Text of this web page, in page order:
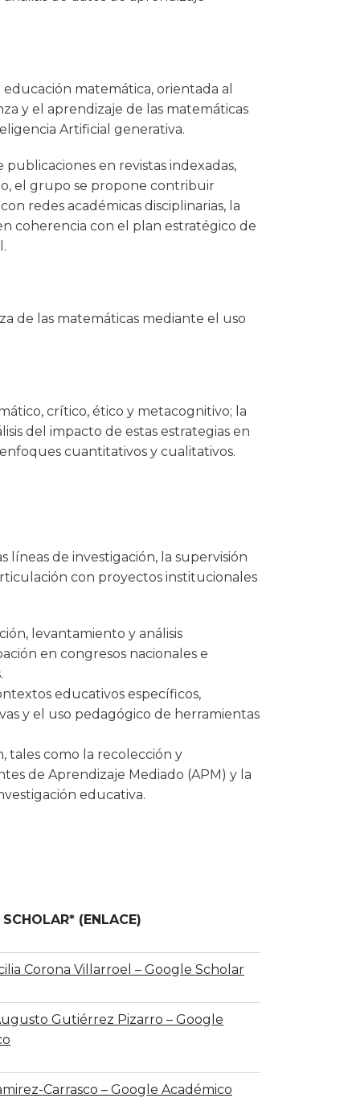
matemática, orientada al
y el aprendizaje de las matemáticas
Artificial generativa.
en revistas indexadas,
el grupo se propone contribuir
redes académicas disciplinarias, la
coherencia con el plan estratégico de
de las matemáticas mediante el uso
crítico, ético y metacognitivo; la
del impacto de estas estrategias en
cuantitativos y cualitativos.
líneas de investigación, la supervisión
con proyectos institucionales
levantamiento y análisis
en congresos nacionales e
educativos específicos,
y el uso pedagógico de herramientas
tales como la recolección y
de Aprendizaje Mediado (APM) y la
educativa.
(ENLACE)
Corona Villarroel – ‪Google Scholar
Gutiérrez Pizarro – ‪Google
Carrasco – ‪Google Académico